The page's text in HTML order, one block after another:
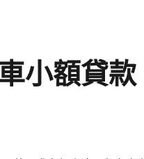
小額貸款